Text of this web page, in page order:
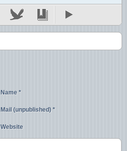
Name *
Mail (unpublished) *
Website